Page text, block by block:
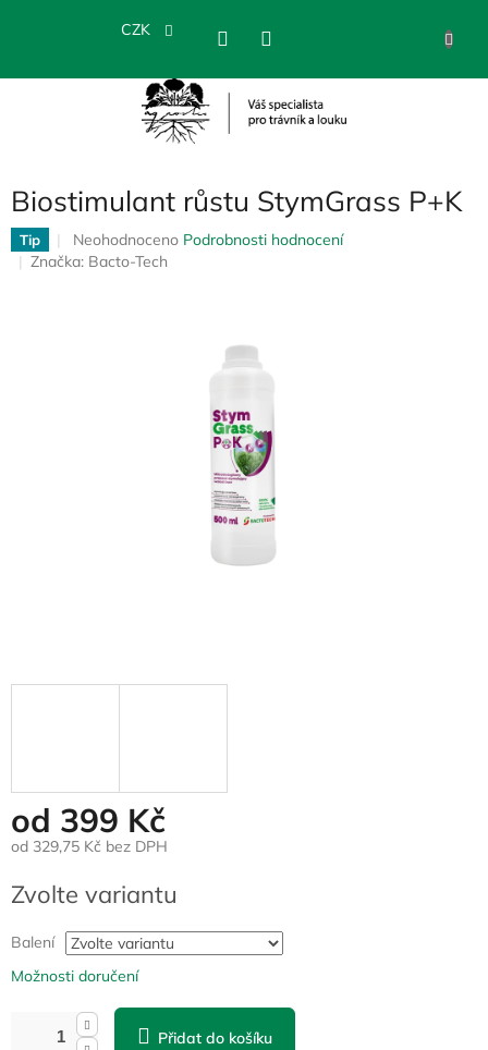
CZK
Biostimulant růstu StymGrass P+K
Tip
Průměrné
hodnocení
Neohodnoceno Podrobnosti hodnocení
Značka: Bacto-Tech
od 399 Kč
od 329,75 Kč bez DPH
cena:
Zvolte variantu
Balení
Možnosti doručení
Přidat do košíku